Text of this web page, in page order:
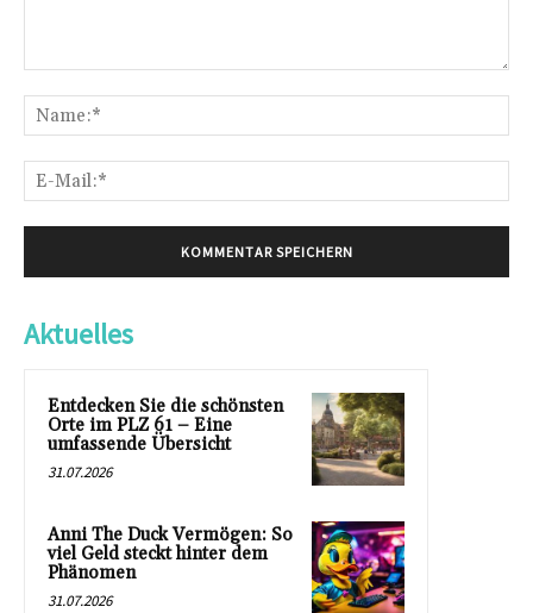
Aktuelles
Entdecken Sie die schönsten
Orte im PLZ 61 – Eine
umfassende Übersicht
31.07.2026
Anni The Duck Vermögen: So
viel Geld steckt hinter dem
Phänomen
31.07.2026